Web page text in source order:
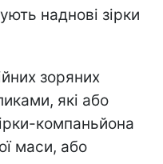
наднові зірки
зоряних
які або
компаньйона
маси, або